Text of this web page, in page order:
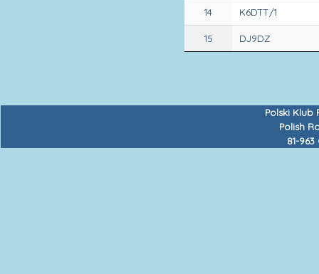
14 K6DTT/1
15 DJ9DZ
Polski Klub
Polish
81-963